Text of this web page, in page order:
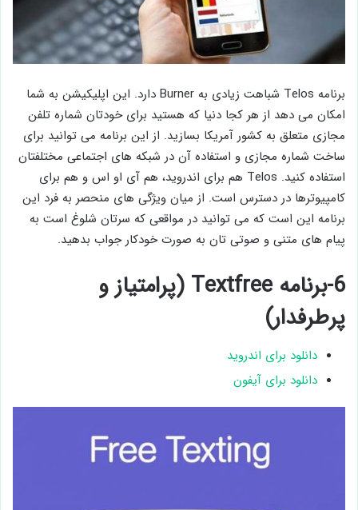
برنامه Telos شباهت زیادی به Burner دارد. این اپلیکیشن به شما
امکان می دهد از هر کجا دنیا که هستید برای خودتان شماره تلفن
مجازی متعلق به کشور آمریکا بسازید. از این برنامه می توانید برای
ساخت شماره مجازی و استفاده آن در شبکه های اجتماعی مختلفتان
استفاده کنید. Telos هم برای اندروید، هم آی او اس و هم برای
کامپیوترها در دسترس است. از میان ویژگی های منحصر به فرد این
برنامه این است که می توانید در مواقعی که سرتان شلوغ است به
پیام های متنی و صوتی تان به صورت خودکار جواب بدهید.
6-برنامه Textfree (پرامتیاز و
پرطرفدار)
دانلود برای اندروید
دانلود برای آیفون